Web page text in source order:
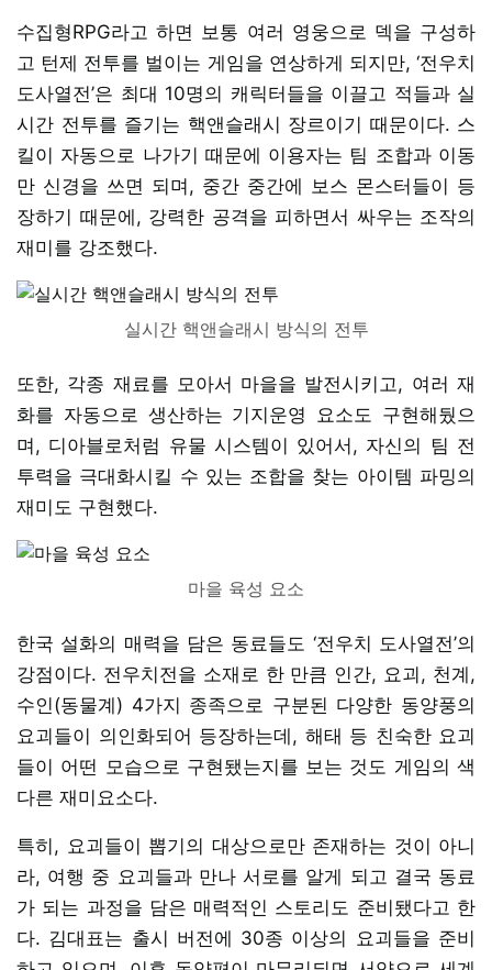
수집형RPG라고 하면 보통 여러 영웅으로 덱을 구성하
고 턴제 전투를 벌이는 게임을 연상하게 되지만, ‘전우치
도사열전’은 최대 10명의 캐릭터들을 이끌고 적들과 실
시간 전투를 즐기는 핵앤슬래시 장르이기 때문이다. 스
킬이 자동으로 나가기 때문에 이용자는 팀 조합과 이동
만 신경을 쓰면 되며, 중간 중간에 보스 몬스터들이 등
장하기 때문에, 강력한 공격을 피하면서 싸우는 조작의
재미를 강조했다.
실시간 핵앤슬래시 방식의 전투
또한, 각종 재료를 모아서 마을을 발전시키고, 여러 재
화를 자동으로 생산하는 기지운영 요소도 구현해뒀으
며, 디아블로처럼 유물 시스템이 있어서, 자신의 팀 전
투력을 극대화시킬 수 있는 조합을 찾는 아이템 파밍의
재미도 구현했다.
마을 육성 요소
한국 설화의 매력을 담은 동료들도 ‘전우치 도사열전’의
강점이다. 전우치전을 소재로 한 만큼 인간, 요괴, 천계,
수인(동물계) 4가지 종족으로 구분된 다양한 동양풍의
요괴들이 의인화되어 등장하는데, 해태 등 친숙한 요괴
들이 어떤 모습으로 구현됐는지를 보는 것도 게임의 색
다른 재미요소다.
특히, 요괴들이 뽑기의 대상으로만 존재하는 것이 아니
라, 여행 중 요괴들과 만나 서로를 알게 되고 결국 동료
가 되는 과정을 담은 매력적인 스토리도 준비됐다고 한
다. 김대표는 출시 버전에 30종 이상의 요괴들을 준비